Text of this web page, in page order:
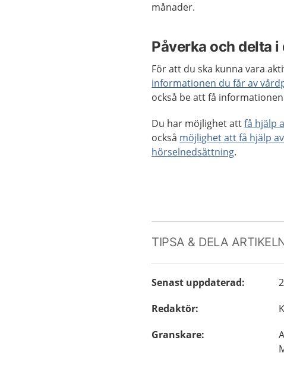
månader.
Påverka och delta i
För att du ska kunna vara
informationen du får av
också be att få
Du har möjlighet attfå hjälp
också möjlighet att få hjälp
hörselnedsättning.
TIPSA & DELA
Senast uppdaterad:
Redaktör:
Granskare: